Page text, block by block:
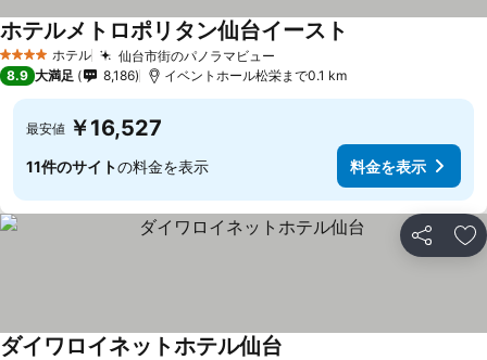
4 ホテルのランク
ホテル 仙台市街のパノラマビュー
ホテルメトロポリタン仙台イースト
8.9 大満足 8,186 イベントホール松栄まで0.1 km
最安値 ￥16,527
11件のサイトの料金を表示 料金を表示
シェア お
ダイワロイネットホテル仙台